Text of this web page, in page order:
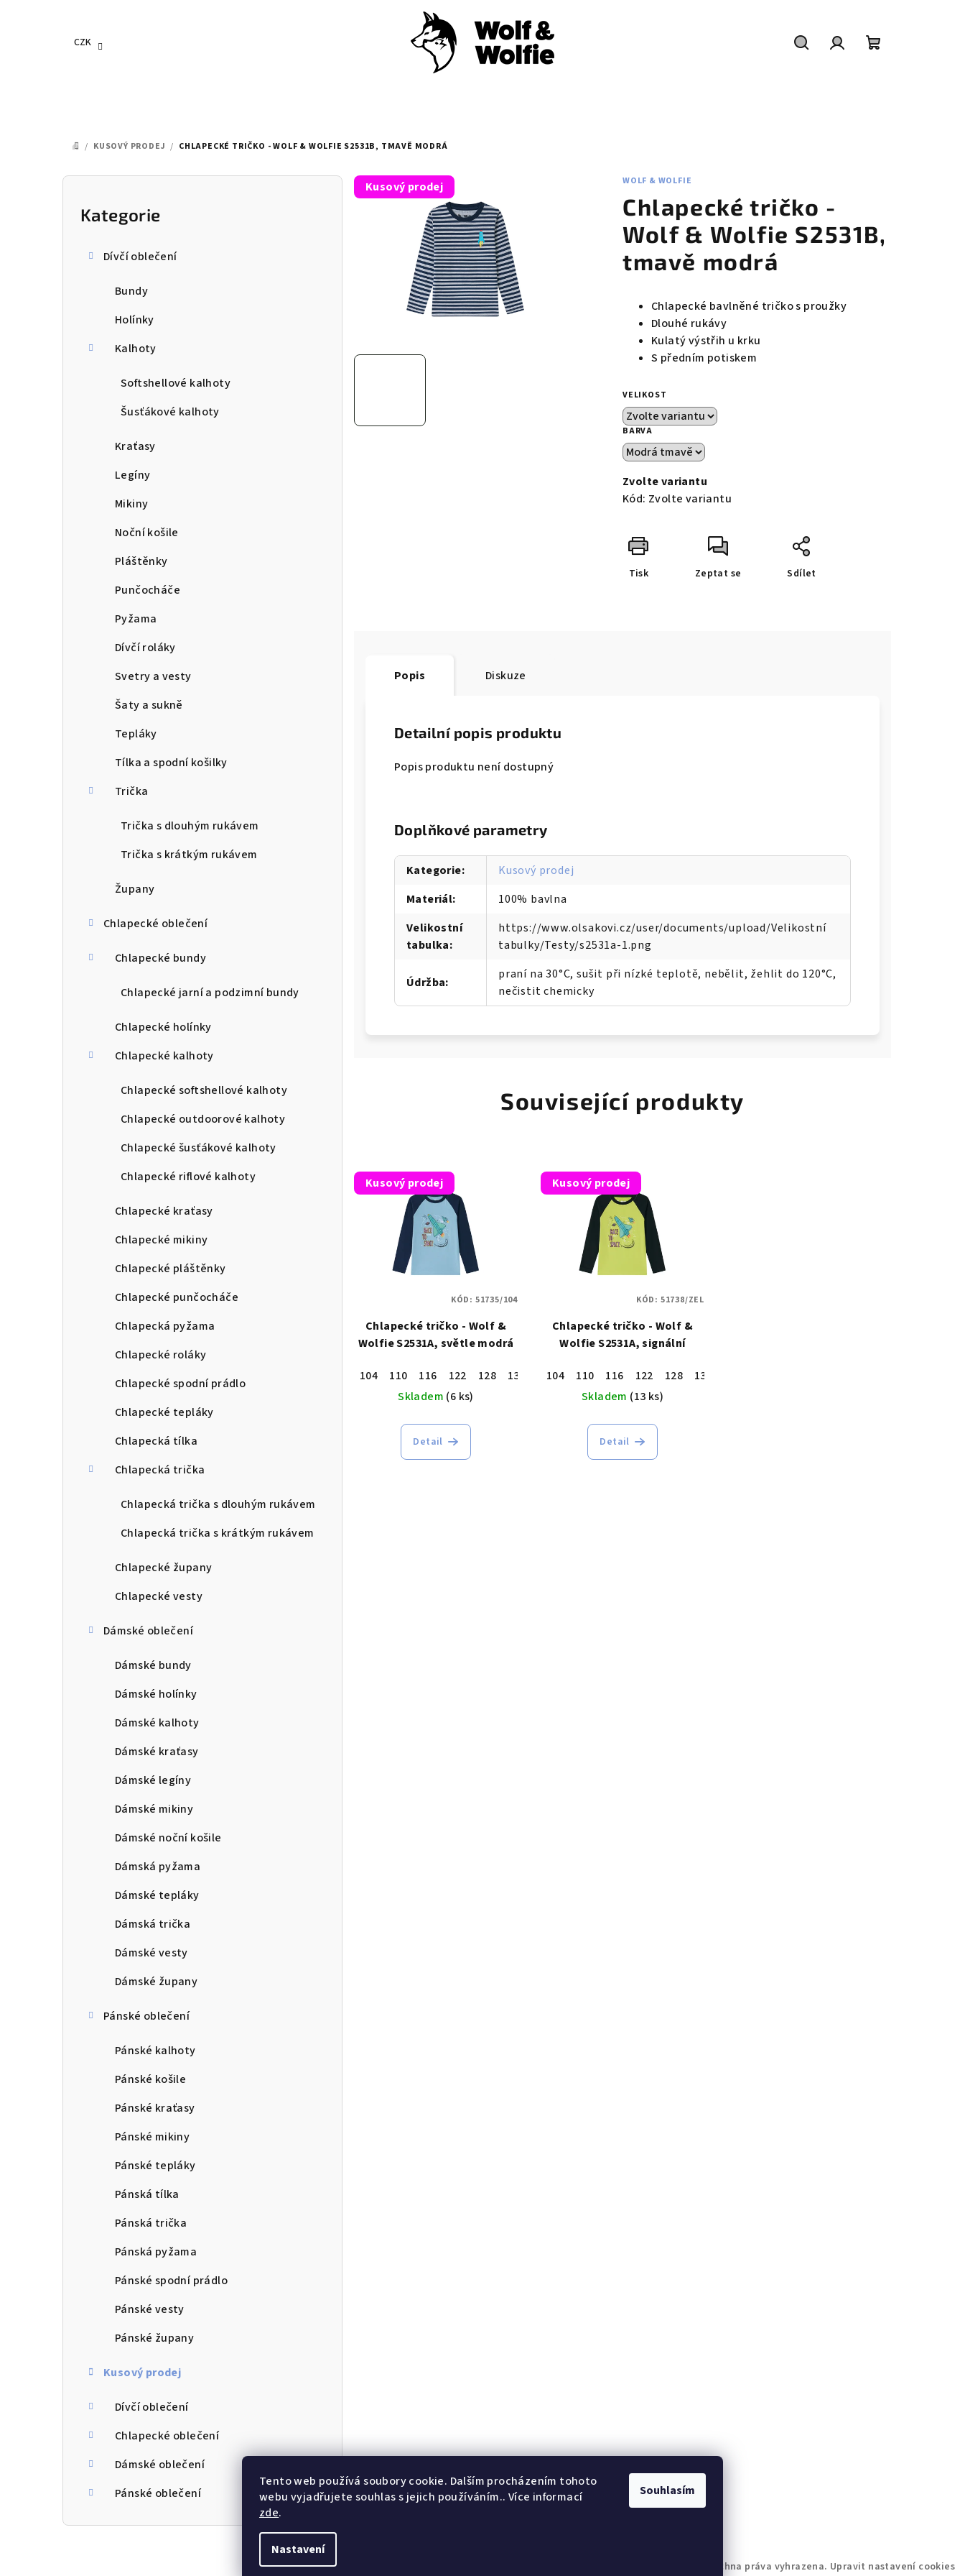
Tento web používá soubory cookie. Dalším procházením tohoto
webu vyjadřujete souhlas s jejich používáním.. Více informací
zde.
Nastavení
Souhlasím
CZK
DOMŮ
/ KUSOVÝ PRODEJ / CHLAPECKÉ TRIČKO - WOLF & WOLFIE S2531B, TMAVĚ MODRÁ
P
Přeskočit
kategorie
Kategorie
Dívčí oblečení
Bundy
Holínky
Kalhoty
Softshellové kalhoty
Šusťákové kalhoty
Kraťasy
Legíny
Mikiny
Noční košile
Pláštěnky
Punčocháče
Pyžama
Dívčí roláky
Svetry a vesty
Šaty a sukně
Tepláky
Tílka a spodní košilky
Trička
Trička s dlouhým rukávem
Trička s krátkým rukávem
Župany
Chlapecké oblečení
Chlapecké bundy
Chlapecké jarní a podzimní bundy
Chlapecké holínky
Chlapecké kalhoty
Chlapecké softshellové kalhoty
Chlapecké outdoorové kalhoty
Chlapecké šusťákové kalhoty
Chlapecké riflové kalhoty
Chlapecké kraťasy
Chlapecké mikiny
Chlapecké pláštěnky
Chlapecké punčocháče
Chlapecká pyžama
Chlapecké roláky
Chlapecké spodní prádlo
Chlapecké tepláky
Chlapecká tílka
Chlapecká trička
Chlapecká trička s dlouhým rukávem
Chlapecká trička s krátkým rukávem
Chlapecké župany
Chlapecké vesty
Dámské oblečení
Dámské bundy
Dámské holínky
Dámské kalhoty
Dámské kraťasy
Dámské legíny
Dámské mikiny
Dámské noční košile
Dámská pyžama
Dámské tepláky
Dámská trička
Dámské vesty
Dámské župany
Pánské oblečení
Pánské kalhoty
Pánské košile
Pánské kraťasy
Pánské mikiny
Pánské tepláky
Pánská tílka
Pánská trička
Pánská pyžama
Pánské spodní prádlo
Pánské vesty
Pánské župany
Kusový prodej
Dívčí oblečení
Chlapecké oblečení
Dámské oblečení
Pánské oblečení
WOLF & WOLFIE
Chlapecké tričko -
Wolf & Wolfie S2531B,
tmavě modrá
Chlapecké bavlněné tričko s proužky
Dlouhé rukávy
Kulatý výstřih u krku
S předním potiskem
VELIKOST
BARVA
Zvolte variantu
Kód: Zvolte variantu
Tisk Zeptat se Sdílet
Kusový prodej
Popis Diskuze
Detailní popis produktu
Popis produktu není dostupný
Doplňkové parametry
Kategorie:
Kusový prodej
Materiál:
100% bavlna
Velikostní
tabulka:
https://www.olsakovi.cz/user/documents/upload/Velikostní
tabulky/Testy/s2531a-1.png
Údržba:
praní na 30°C, sušit při nízké teplotě, nebělit, žehlit do 120°C,
nečistit chemicky
Související produkty
Kusový prodej
Chlapecké tričko - Wolf &
Wolfie S2531A, světle modrá
104 110 116 122 128
134
Skladem (6 ks)
Detail
KÓD: 51735/104
Kusový prodej
Chlapecké tričko - Wolf &
Wolfie S2531A, signální
104 110 116 122 128
134
Skladem (13 ks)
Detail
KÓD: 51738/ZEL
. Všechna práva vyhrazena. Upravit nastavení cookies